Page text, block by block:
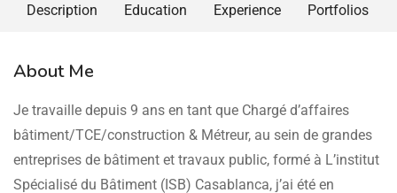
Description Education Experience Portfolios
About Me
Je travaille depuis 9 ans en tant que Chargé d’affaires
bâtiment/TCE/construction & Métreur, au sein de grandes
entreprises de bâtiment et travaux public, formé à L’institut
Spécialisé du Bâtiment (ISB) Casablanca, j’ai été en